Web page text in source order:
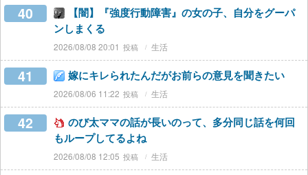
40
【闇】『強度行動障害』の女の子、自分をグーパ
ンしまくる
2026/08/08 20:01 生活
41 嫁にキレられたんだがお前らの意見を聞きたい
2026/08/06 11:22 生活
42
のび太ママの話が長いのって、多分同じ話を何回
もループしてるよね
2026/08/08 12:05 生活